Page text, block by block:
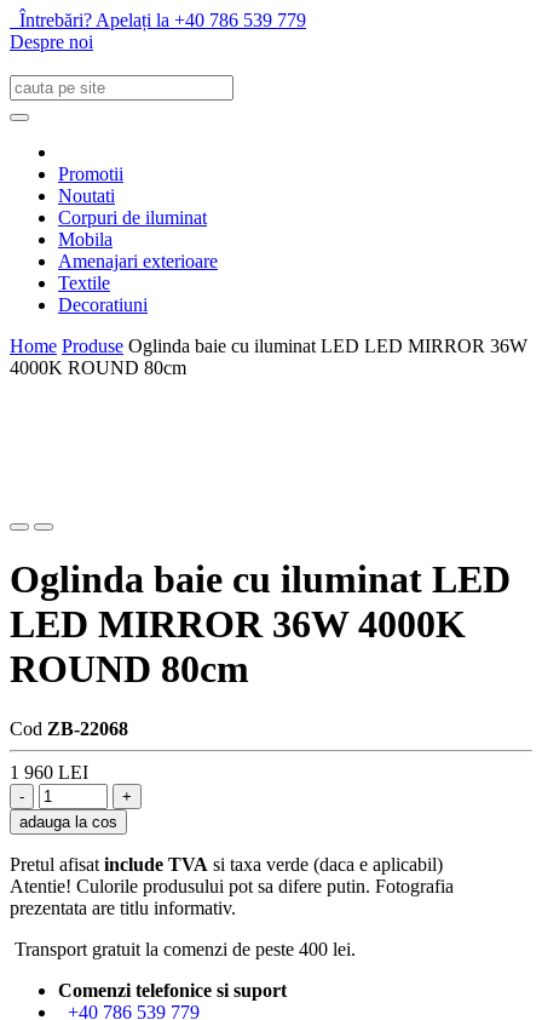
Întrebări? Apelați la +40 786 539 779
Despre noi
Promotii
Noutati
Corpuri de iluminat
Mobila
Amenajari exterioare
Textile
Decoratiuni
Home Produse Oglinda baie cu iluminat LED LED MIRROR 36W
4000K ROUND 80cm
Oglinda baie cu iluminat LED
LED MIRROR 36W 4000K
ROUND 80cm
Cod ZB-22068
1 960 LEI
adauga la cos
Pretul afisat include TVA si taxa verde (daca e aplicabil)
Atentie! Culorile produsului pot sa difere putin. Fotografia
prezentata are titlu informativ.
Transport gratuit la comenzi de peste 400 lei.
Comenzi telefonice si suport
+40 786 539 779